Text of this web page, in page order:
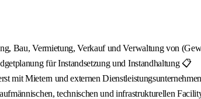
Bau, Vermietung, Verkauf und Verwaltung von
für Instandsetzung und Instandhaltung 📋
mit Mietern und externen Dienstleistungsunternehmen
technischen und infrastrukturellen